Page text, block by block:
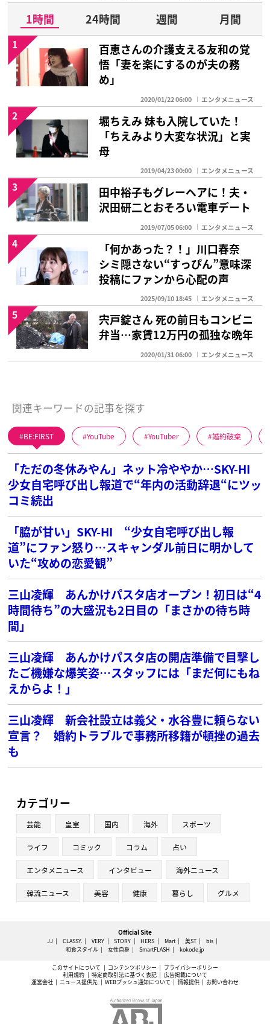
1時間 24時間 週間
月間
百恵さんの介護支える友和の覚
悟「妻を楽にするのが夫の務
め」
2020/01/22 06:00 エンタメニュース
1
堀ちえみ 妹も入院していた！
「ちえみより大変な状況」と実
母
2019/04/23 00:00 エンタメニュース
2
田中裕子もグレーヘアに！夫・
沢田研二とおそろい電車デート
2019/07/05 06:00 エンタメニュース
3
「何かあった？！」川口春奈
シミ隠さない“すっぴん”意味深
投稿にファンから心配の声
2025/09/10 18:45 エンタメニュース
4
宍戸錠さん 死の前日もコンビニ
弁当…家賃12万円の孤独な晩年
2020/01/31 06:00 エンタメニュース
5
関連キーワードの記事を探す
BE:FIRST YouTube YouTuber 婚約破棄
「ただの冬休みやん」ネット冷ややか…SKY-HI
少女自宅呼び出し報道で“年内の活動辞退“にツッ
コミ続出
「脇が甘い」SKY-HI “少女自宅呼び出し報
道”にファン怒り…スキャンダル前日に明かして
いた“攻めの恋愛観”
三山凌輝 あんかけパスタ店オープン！初日は“4
時間待ち”の大盛況も2日目の「まさかの待ち時
間」
三山凌輝 あんかけパスタ店の開店準備で目撃し
たご機嫌な爆笑姿…スタッフには「まだ何にもね
えからよ！」
三山凌輝 新会社設立は義父・水谷豊に頼らない
宣言？ 婚約トラブルで事務所移籍が頓挫の過去
も
カテゴリー
芸能 皇室 国内 海外 スポーツ
ライフ コミック コラム 占い
エンタメニュース インタビュー 海外ニュース
韓流ニュース 美容 健康 暮らし グルメ
Official Site
JJ CLASSY. VERY STORY HERS Mart 美ST
bis
和食スタイル
女性自身 SmartFLASH kokode.jp
このサイトについて コンテンツポリシー
プライバシーポリシー
利用規約
特定商取引法に基づく表記
広告掲載について
運営会社
ニュース提供先 WEBプッシュ通知について 情報提供 お問い合わせ